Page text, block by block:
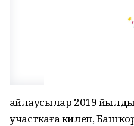
Һайлаусылар 2019
участкаға килеп,